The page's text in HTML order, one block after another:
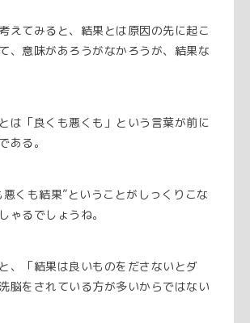
えてみると、結果とは原因の先に起こ
、意味があろうがなかろうが、結果な
は「良くも悪くも」という言葉が前に
ある。
悪くも結果”ということがしっくりこな
ゃるでしょうね。
、「結果は良いものをださないとダ
脳をされている方が多いからではない